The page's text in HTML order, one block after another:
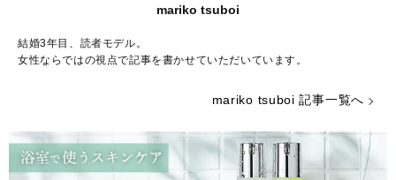
mariko tsuboi
結婚3年目、読者モデル。
女性ならではの視点で記事を書かせていただいています。
mariko tsuboi 記事一覧へ